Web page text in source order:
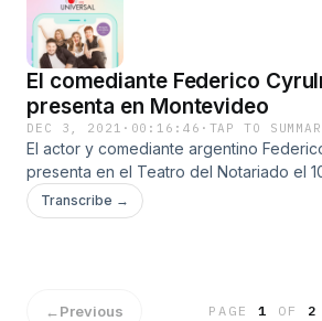
El comediante Federico
presenta en Montevideo
DEC 3, 2021 · 00:16:46 · TAP TO
El actor y comediante argentino
presenta en el Teatro del Notariado el
Transcribe →
←Previous PAGE1 OF 2